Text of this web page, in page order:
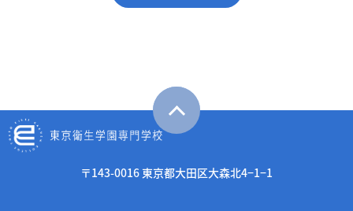
〒143-0016 東京都大田区大森北4−1−1